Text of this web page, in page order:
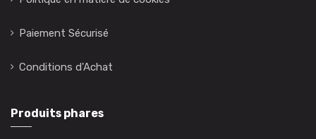
Paiement Sécurisé
Conditions d'Achat
Produits phares